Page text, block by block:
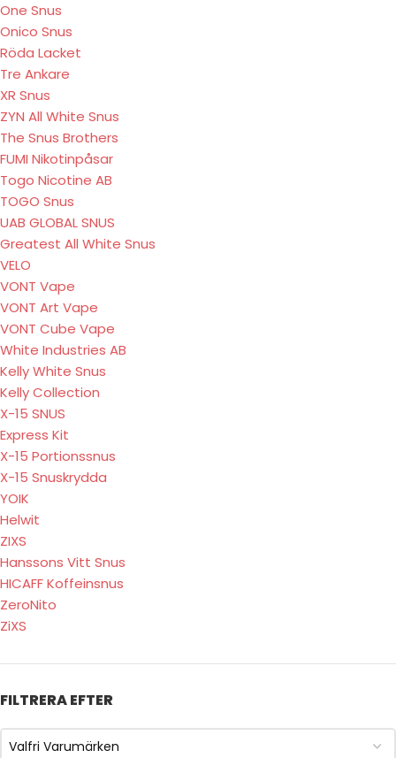
One Snus
Onico Snus
Röda Lacket
Tre Ankare
XR Snus
ZYN All White Snus
The Snus Brothers
FUMI Nikotinpåsar
Togo Nicotine AB
TOGO Snus
UAB GLOBAL SNUS
Greatest All White Snus
VELO
VONT Vape
VONT Art Vape
VONT Cube Vape
White Industries AB
Kelly White Snus
Kelly Collection
X-15 SNUS
Express Kit
X-15 Portionssnus
X-15 Snuskrydda
YOIK
Helwit
ZIXS
Hanssons Vitt Snus
HICAFF Koffeinsnus
ZeroNito
ZiXS
FILTRERA EFTER
Valfri Varumärken